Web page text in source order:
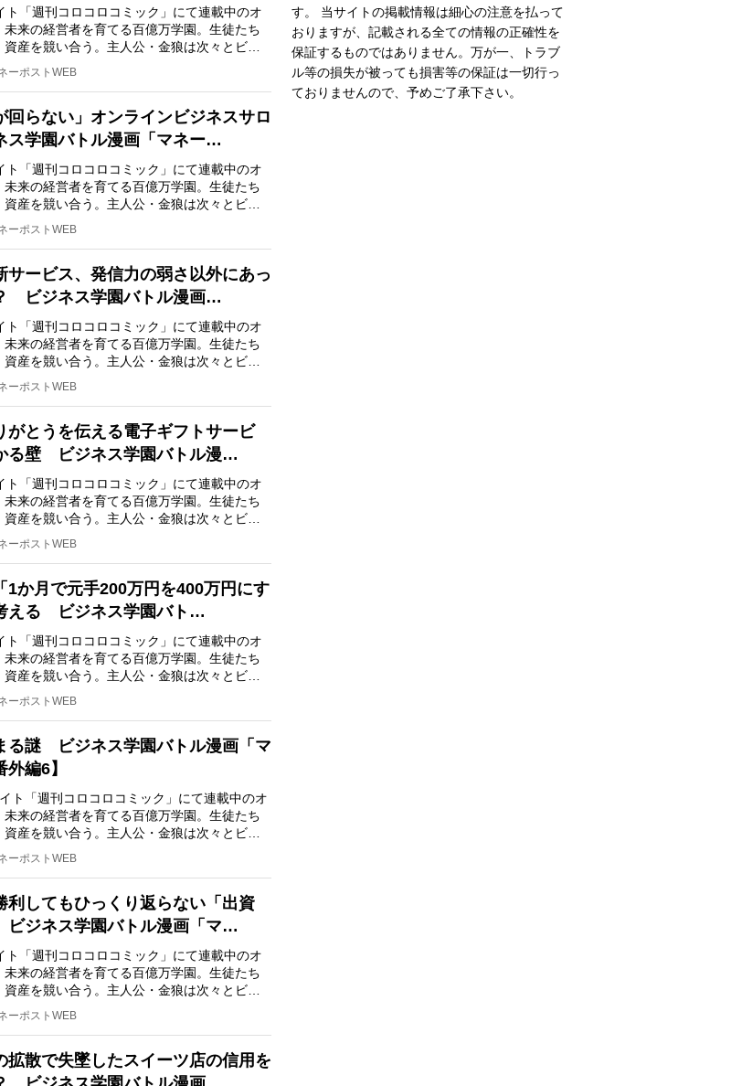
ト「週刊コロコロコミック」にて連載中のオ
来の経営者を育てる百億万学園。生徒たち
産を競い合う。主人公・金狼は次々とビジ
ーポストWEB
回らない」オンラインビジネスサロ
学園バトル漫画「マネー…
ト「週刊コロコロコミック」にて連載中のオ
来の経営者を育てる百億万学園。生徒たち
産を競い合う。主人公・金狼は次々とビジ
ーポストWEB
サービス、発信力の弱さ以外にあっ
ビジネス学園バトル漫画…
ト「週刊コロコロコミック」にて連載中のオ
来の経営者を育てる百億万学園。生徒たち
産を競い合う。主人公・金狼は次々とビジ
ーポストWEB
がとうを伝える電子ギフトサービ
る壁 ビジネス学園バトル漫…
ト「週刊コロコロコミック」にて連載中のオ
来の経営者を育てる百億万学園。生徒たち
産を競い合う。主人公・金狼は次々とビジ
ーポストWEB
1か月で元手200万円を400万円にす
える ビジネス学園バト…
ト「週刊コロコロコミック」にて連載中のオ
来の経営者を育てる百億万学園。生徒たち
産を競い合う。主人公・金狼は次々とビジ
ーポストWEB
る謎 ビジネス学園バトル漫画「マ
編6】
ト「週刊コロコロコミック」にて連載中のオ
来の経営者を育てる百億万学園。生徒たち
産を競い合う。主人公・金狼は次々とビジ
ーポストWEB
利してもひっくり返らない「出資
ジネス学園バトル漫画「マ…
ト「週刊コロコロコミック」にて連載中のオ
来の経営者を育てる百億万学園。生徒たち
産を競い合う。主人公・金狼は次々とビジ
ーポストWEB
拡散で失墜したスイーツ店の信用を
す。 当サイトの掲載情報は細心の注意を払って
おりますが、記載される全ての情報の正確性を
保証するものではありません。万が一、トラブ
ル等の損失が被っても損害等の保証は一切行っ
ておりませんので、予めご了承下さい。